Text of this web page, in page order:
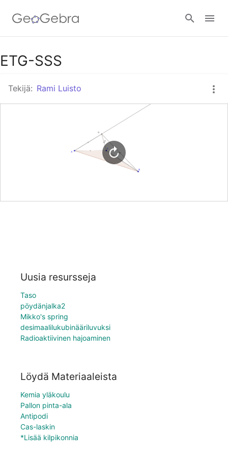
Google Classroom
GeoGebra Classroom
Kirjaudu
ETG-SSS
Tekijä: Rami Luisto
Uusia resursseja
Taso
pöydänjalka2
Mikko's spring
desimaalilukubinääriluvuksi
Radioaktiivinen hajoaminen
Löydä Materiaaleista
Kemia yläkoulu
Pallon pinta-ala
Antipodi
Cas-laskin
*Lisää kilpikonnia